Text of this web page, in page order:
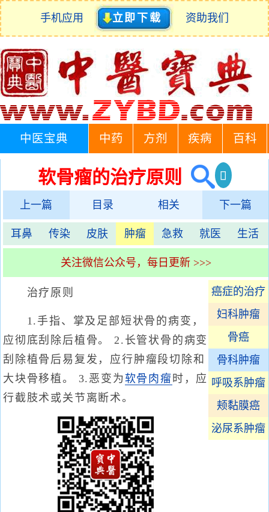
手机应用 立即下载 资助我们
中医宝典 中药 方剂 疾病 百科
软骨瘤的治疗原则
上一篇 目录 相关 下一篇
耳鼻 传染 皮肤 肿瘤 急救 就医 生活
关注微信公众号，每日更新 >>>
癌症的治疗
妇科肿瘤
骨癌
骨科肿瘤
呼吸系肿瘤
颊黏膜癌
泌尿系肿瘤
治疗原则
1.手指、掌及足部短状骨的病变，
应彻底刮除后植骨。 2.长管状骨的病变
刮除植骨后易复发，应行肿瘤段切除和
大块骨移植。 3.恶变为软骨肉瘤 时，应
行截肢术或关节离断术。